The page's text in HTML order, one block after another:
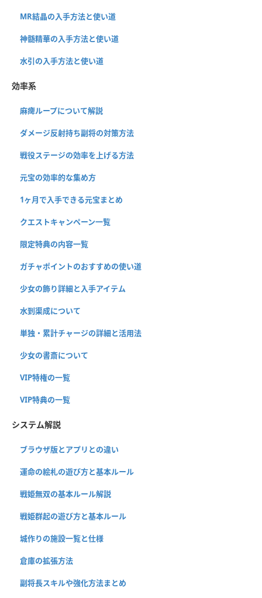
MR結晶の入手方法と使い道
神髄精華の入手方法と使い道
水引の入手方法と使い道
効率系
麻痺ループについて解説
ダメージ反射持ち副将の対策方法
戦役ステージの効率を上げる方法
元宝の効率的な集め方
1ヶ月で入手できる元宝まとめ
クエストキャンペーン一覧
限定特典の内容一覧
ガチャポイントのおすすめの使い道
少女の飾り詳細と入手アイテム
水到渠成について
単独・累計チャージの詳細と活用法
少女の書斎について
VIP特権の一覧
VIP特典の一覧
システム解説
ブラウザ版とアプリとの違い
運命の絵札の遊び方と基本ルール
戦姫無双の基本ルール解説
戦姫群起の遊び方と基本ルール
城作りの施設一覧と仕様
倉庫の拡張方法
副将長スキルや強化方法まとめ